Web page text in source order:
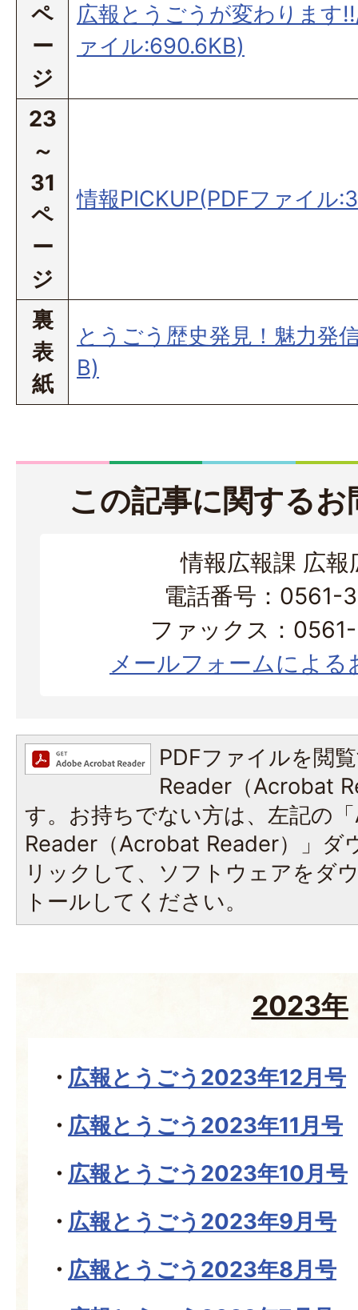
ペ
ー
ジ
広報とうごうが変わります
ァイル:690.6KB)
23
～
31
ペ
ー
ジ
情報PICKUP(PDFファイル
裏
表
紙
とうごう歴史発見！魅力発
B)
この記事に関する
情報広報課 広報
電話番号：0561-
ファックス：
メールフォームによる
PDFファイルを閲
Reader（Acrobat
す。お持ちでない方は、左記の
Reader（Acrobat Reader）」ダ
リックして、ソフトウェアをダ
トールしてください。
2023年
広報とうごう2023年12月号
広報とうごう2023年11月号
広報とうごう2023年10月号
広報とうごう2023年9月号
広報とうごう2023年8月号